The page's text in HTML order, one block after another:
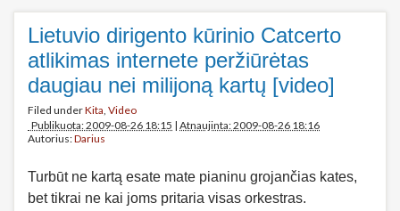
Lietuvio dirigento kūrinio Catcerto
atlikimas internete peržiūrėtas
daugiau nei milijoną kartų [video]
Filed underKita, Video
Publikuota: 2009-08-26 18:15 | Atnaujinta: 2009-08-26 18:16
Autorius:Darius
Turbūt ne kartą esate mate pianinu grojančias kates,
bet tikrai ne kai joms pritaria visas orkestras.